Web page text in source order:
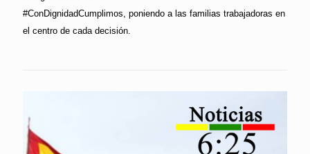
#ConDignidadCumplimos, poniendo a las familias trabajadoras en
el centro de cada decisión.